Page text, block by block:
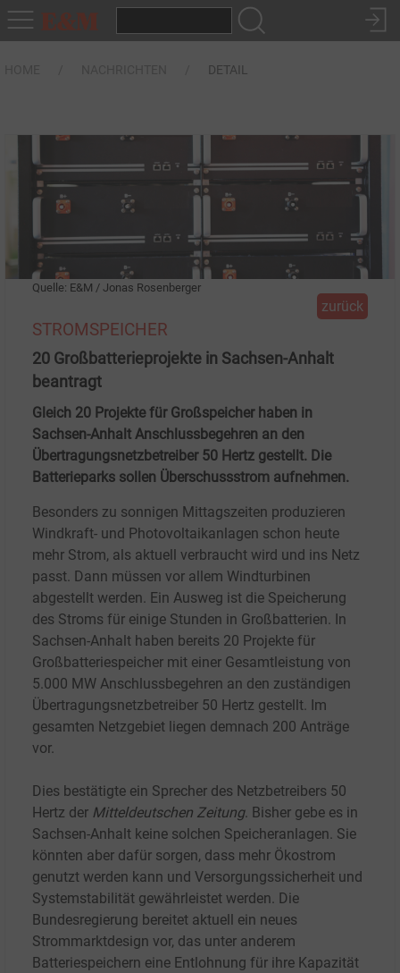
DETAIL
Quelle: E&M / Jonas Rosenberger
zurück
STROMSPEICHER
20 Großbatterieprojekte in Sachsen-Anhalt
beantragt
Gleich 20 Projekte für Großspeicher haben in
Sachsen-Anhalt Anschlussbegehren an den
Übertragungsnetzbetreiber 50 Hertz gestellt. Die
Batterieparks sollen Überschussstrom aufnehmen.
Besonders zu sonnigen Mittagszeiten produzieren
Windkraft- und Photovoltaikanlagen schon heute
mehr Strom, als aktuell verbraucht wird und ins Netz
passt. Dann müssen vor allem Windturbinen
abgestellt werden. Ein Ausweg ist die Speicherung
des Stroms für einige Stunden in Großbatterien. In
Sachsen-Anhalt haben bereits 20 Projekte für
Großbatteriespeicher mit einer Gesamtleistung von
5.000 MW Anschlussbegehren an den zuständigen
Übertragungsnetzbetreiber 50 Hertz gestellt. Im
gesamten Netzgebiet liegen demnach 200 Anträge
vor.
Dies bestätigte ein Sprecher des Netzbetreibers 50
Hertz der Mitteldeutschen Zeitung. Bisher gebe es in
Sachsen-Anhalt keine solchen Speicheranlagen. Sie
könnten aber dafür sorgen, dass mehr Ökostrom
genutzt werden kann und Versorgungssicherheit und
Systemstabilität gewährleistet werden. Die
Bundesregierung bereitet aktuell ein neues
Strommarktdesign vor, das unter anderem
Batteriespeichern eine Entlohnung für ihre Kapazität